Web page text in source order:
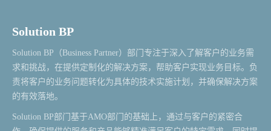
Solution BP
Solution BP（Business Partner）部门专注于深入了解客户的业务需
求和挑战，在提供定制化的解决方案，帮助客户实现业务目标。负
责将客户的业务问题转化为具体的技术实施计划，并确保解决方案
的有效落地。
Solution BP部门基于AMO部门的基础上，通过与客户的紧密合